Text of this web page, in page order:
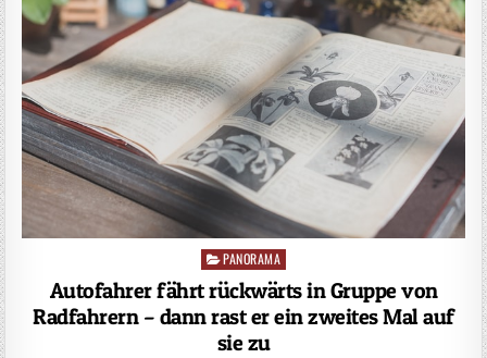
Posted
in
PANORAMA
Autofahrer fährt rückwärts in Gruppe von
Radfahrern – dann rast er ein zweites Mal auf
sie zu